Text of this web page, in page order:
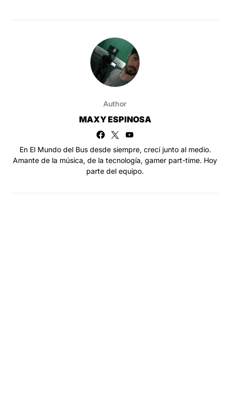
Author
MAXY ESPINOSA
En El Mundo del Bus desde siempre, crecí junto al medio.
Amante de la música, de la tecnología, gamer part-time. Hoy
parte del equipo.